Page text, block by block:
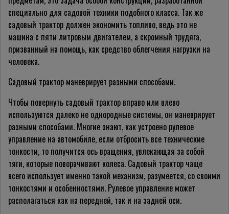
специально для садовой техники подобного класса. Так же
садовый трактор должен экономить топливо, ведь это не
машина с пяти литровым двигателем, а скромный трудяга,
призванный на помощь, как средство облегчения нагрузки на
человека.
Садовый трактор маневрирует разными способами.
Чтобы повернуть садовый трактор вправо или влево
используются далеко не однородные системы, он маневрирует
разными способами. Многие знают, как устроено рулевое
управление на автомобиле, если отбросить все технические
тонкости, то получится ось вращения, увлекающая за собой
тяги, которые поворачивают колеса. Садовый трактор чаще
всего использует именно такой механизм, разумеется, со своими
тонкостями и особенностями. Рулевое управление может
располагаться как на передней, так и на задней оси.